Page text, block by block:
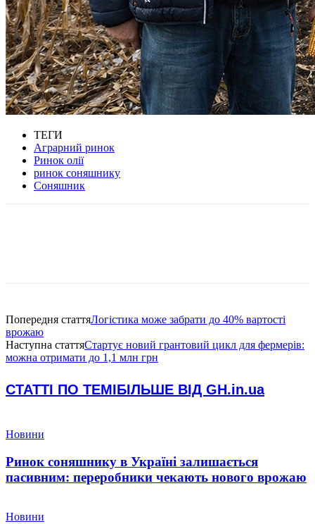
ТЕГИ
Аграрний ринок
Ринок олії
ринок соняшнику
Соняшник
Попередня статтяЛогістика може забрати до 40% вартості
врожаю
Наступна статтяСтартує новий грантовий цикл для фермерів:
можна отримати до 1,1 млн грн
СТАТТІ ПО ТЕМІБІЛЬШЕ ВІД GH.in.ua
Новини
Ринок соняшнику в Україні залишається
пасивним: переробники чекають нового врожаю
Новини